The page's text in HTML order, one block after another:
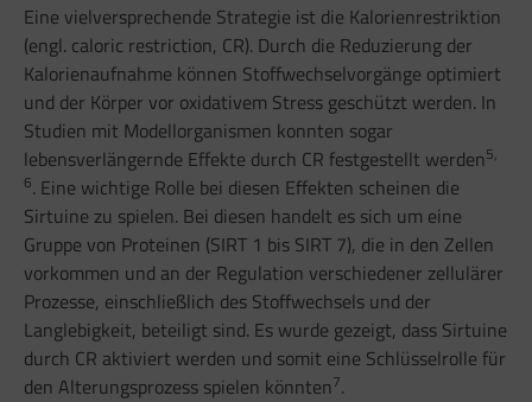
Eine vielversprechende Strategie ist die Kalorienrestriktion
(engl. caloric restriction, CR). Durch die Reduzierung der
Kalorienaufnahme können Stoffwechselvorgänge optimiert
und der Körper vor oxidativem Stress geschützt werden. In
Studien mit Modellorganismen konnten sogar
lebensverlängernde Effekte durch CR festgestellt werden5,
6. Eine wichtige Rolle bei diesen Effekten scheinen die
Sirtuine zu spielen. Bei diesen handelt es sich um eine
Gruppe von Proteinen (SIRT 1 bis SIRT 7), die in den Zellen
vorkommen und an der Regulation verschiedener zellulärer
Prozesse, einschließlich des Stoffwechsels und der
Langlebigkeit, beteiligt sind. Es wurde gezeigt, dass Sirtuine
durch CR aktiviert werden und somit eine Schlüsselrolle für
den Alterungsprozess spielen könnten7.